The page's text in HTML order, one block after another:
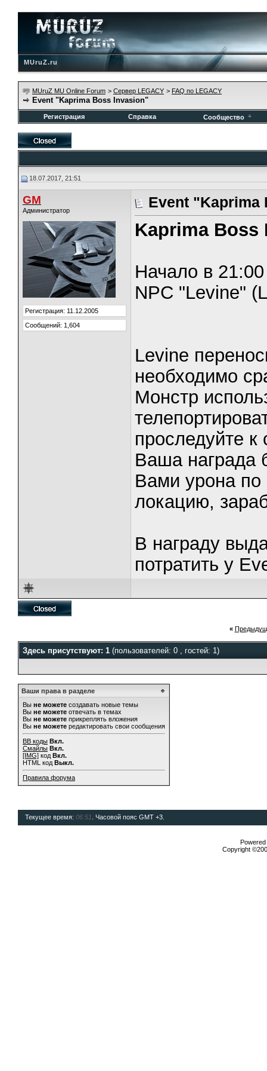
MUruZ.ru
MUruZ MU Online Forum > Сервер LEGACY > FAQ по LEGACY
Event "Kaprima Boss Invasion"
Регистрация Справка Сообщество
18.07.2017, 21:51
GM
Администратор
Регистрация: 11.12.2005
Сообщений: 1,604
Event "Kaprima
Kaprima Boss
Начало в
NPC "Levine"
Levine
необходимо
Монстр
проследуйте
Ваша награда
Вами урона по
локацию,
В награду
потратить у
«
Здесь присутствуют: 1 (пользователей: 0 , гостей: 1)
Ваши права в разделе
Вы не можете создавать новые темы
Вы не можете отвечать в темах
Вы не можете прикреплять вложения
Вы не можете редактировать свои сообщения
BB коды Вкл.
Смайлы Вкл.
[IMG] код Вкл.
HTML код Выкл.
Правила форума
Текущее время: 06:51 . Часовой пояс GMT +3.
Copyright